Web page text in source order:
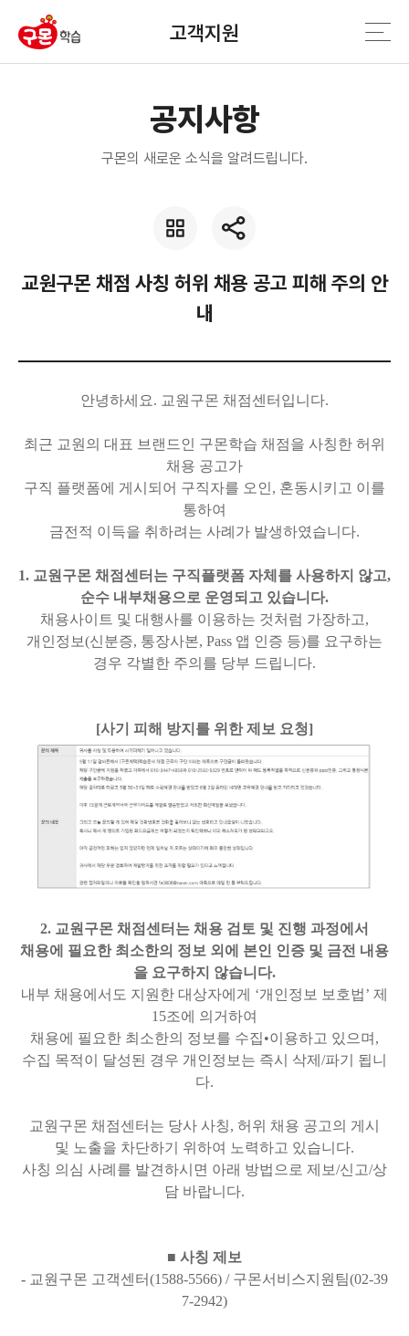
고객지원
공지사항
구몬의 새로운 소식을 알려드립니다.
교원구몬 채점 사칭 허위 채용 공고 피해 주의 안
내
안녕하세요. 교원구몬 채점센터입니다.
최근 교원의 대표 브랜드인 구몬학습 채점을 사칭한 허위
채용 공고가
구직 플랫폼에 게시되어 구직자를 오인, 혼동시키고 이를
통하여
금전적 이득을 취하려는 사례가 발생하였습니다.
1. 교원구몬 채점센터는 구직플랫폼 자체를 사용하지 않고,
순수 내부채용으로 운영되고 있습니다.
채용사이트 및 대행사를 이용하는 것처럼 가장하고,
개인정보(신분증, 통장사본, Pass 앱 인증 등)를 요구하는
경우 각별한 주의를 당부 드립니다.
[사기 피해 방지를 위한 제보 요청]
2. 교원구몬 채점센터는 채용 검토 및 진행 과정에서
채용에 필요한 최소한의 정보 외에 본인 인증 및 금전 내용
을 요구하지 않습니다.
내부 채용에서도 지원한 대상자에게 ‘개인정보 보호법’ 제
15조에 의거하여
채용에 필요한 최소한의 정보를 수집•이용하고 있으며,
수집 목적이 달성된 경우 개인정보는 즉시 삭제/파기 됩니
다.
교원구몬 채점센터는 당사 사칭, 허위 채용 공고의 게시
및 노출을 차단하기 위하여 노력하고 있습니다.
사칭 의심 사례를 발견하시면 아래 방법으로 제보/신고/상
담 바랍니다.
■ 사칭 제보
- 교원구몬 고객센터(1588-5566) / 구몬서비스지원팀(02-39
7-2942)